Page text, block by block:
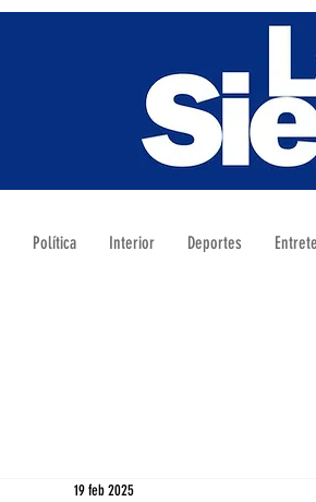
Política Interior Deportes
19 feb 2025